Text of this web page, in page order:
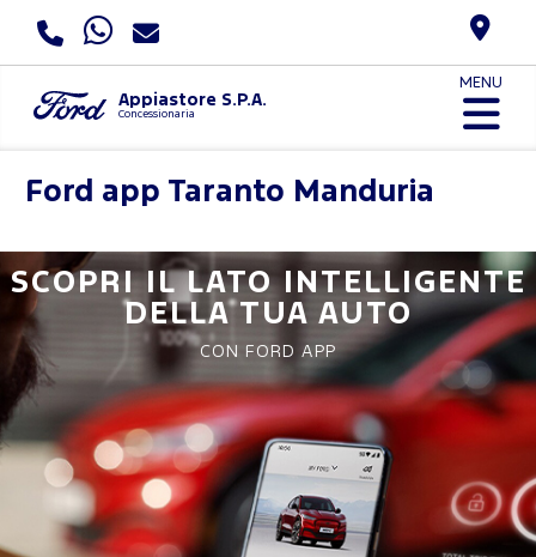
Appiastore S.P.A.
Concessionaria
MENU
Ford app Taranto Manduria
SCOPRI IL LATO INTELLIGENTE
DELLA TUA AUTO
CON FORD APP